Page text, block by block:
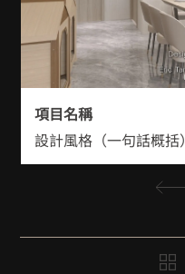
項目名稱
設計風格（一句話概括）